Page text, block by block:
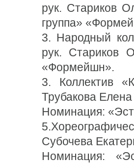
рук. Стариков
группа»
3. Народный
рук. Стариков
«Формейшн».
3. Коллектив
Трубакова Елена
Номинация:
Субочева
Номинация: